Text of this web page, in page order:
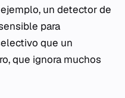
un detector de
para
que un
que ignora muchos